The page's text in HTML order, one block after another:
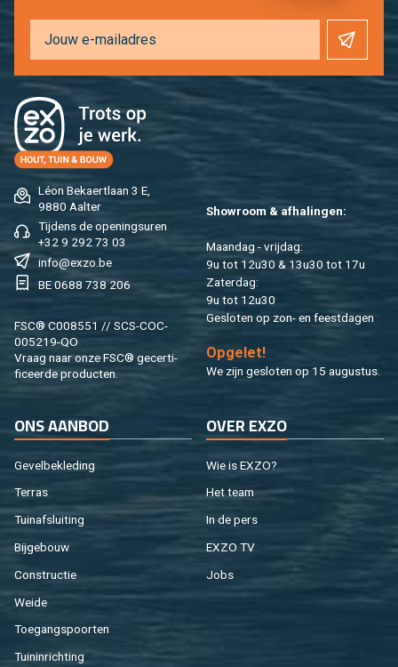
Léon Be­kaert­laan 3 E,
9880 Aal­ter
Tij­dens de ope­nings­uren
+32 9 292 73 03
info@​exzo.​be
BE 0688 738 206
FSC® C008551 // SCS-COC-
005219-QO
Vraag naar onze FSC® ge­cer­ti­
fi­ceer­de pro­duc­ten.
Show­room & af­ha­lin­gen:
Maan­dag - vrij­dag:
9u tot 12u30 & 13u30 tot 17u
Za­ter­dag:
9u tot 12u30
Ge­slo­ten op zon- en feest­da­gen
Op­ge­let!
We zijn ge­slo­ten op 15 au­gus­tus.
ONS AAN­BOD
Ge­vel­be­kle­ding
Ter­ras
Tuin­af­slui­ting
Bij­ge­bouw
Con­struc­tie
Weide
Toe­gangs­poor­ten
Tuin­in­rich­ting
OVER EXZO
Wie is EXZO?
Het team
In de pers
EXZO TV
Jobs